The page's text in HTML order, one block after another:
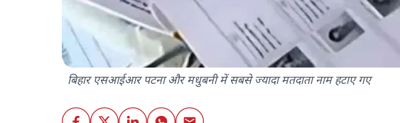
बिहार एसआईआर पटना और मधुबनी में सबसे ज्यादा मतदाता नाम हटाए गए